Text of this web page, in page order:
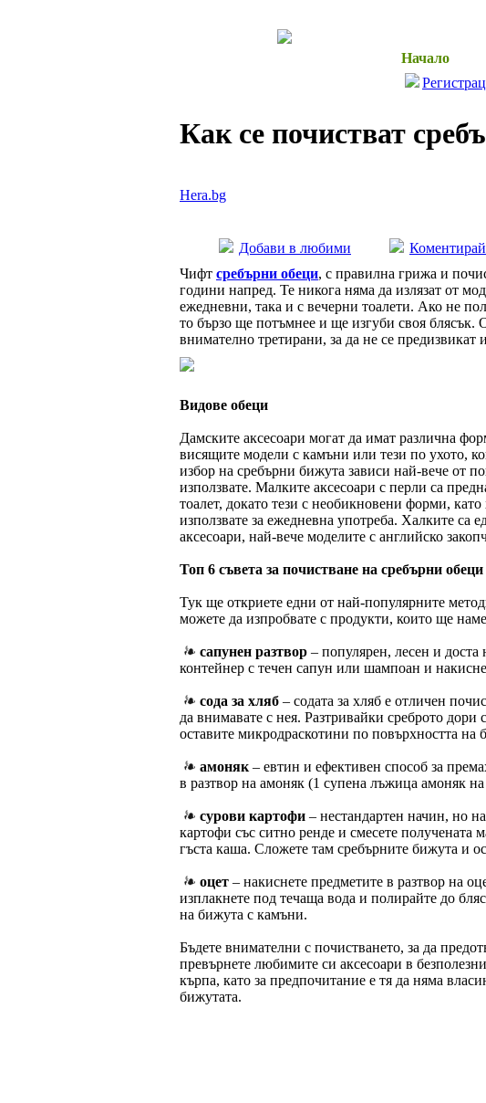
Начало
Как се почистват
Hera.bg
Добави в любими Коментирай
Чифт сребърни обеци, с правилна грижа и
години напред. Те никога няма да излязат от
ежедневни, така и с вечерни тоалети. Ако не
то бързо ще потъмнее и ще изгуби своя блясък.
внимателно третирани, за да не се предизвикат
Видове обеци
Дамските аксесоари могат да имат различна
висящите модели с камъни или тези по ухото,
избор на сребърни бижута зависи най-вече от
използвате. Малките аксесоари с перли са
тоалет, докато тези с необикновени форми,
използвате за ежедневна употреба. Халките са
аксесоари, най-вече моделите с английско
Топ 6 съвета за почистване на сребърни обеци
Тук ще откриете едни от най-популярните
можете да изпробвате с продукти, които ще
сапунен разтвор – популярен, лесен и доста
контейнер с течен сапун или шампоан и
сода за хляб – содата за хляб е отличен
да внимавате с нея. Разтривайки среброто дори
оставите микродраскотини по повърхността на
амоняк – евтин и ефективен способ за
в разтвор на амоняк (1 супена лъжица амоняк
сурови картофи – нестандартен начин, но
картофи със ситно ренде и смесете получената
гъста каша. Сложете там сребърните бижута и
оцет – накиснете предметите в разтвор на
изплакнете под течаща вода и полирайте до
на бижута с камъни.
Бъдете внимателни с почистването, за да
превърнете любимите си аксесоари в
кърпа, като за предпочитание е тя да няма
бижутата.